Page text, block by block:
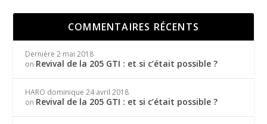
COMMENTAIRES RÉCENTS
Dernière 2 mai 2018
on Revival de la 205 GTI : et si c’était possible ?
HARO dominique 24 avril 2018
on Revival de la 205 GTI : et si c’était possible ?